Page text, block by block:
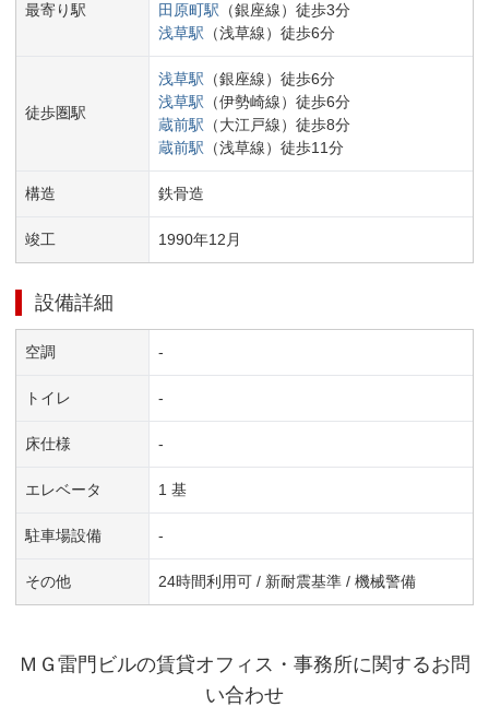
最寄り駅
田原町駅 （銀座線） 徒歩3分
浅草駅 （浅草線） 徒歩6分
徒歩圏駅
浅草駅 （銀座線） 徒歩6分
浅草駅 （伊勢崎線） 徒歩6分
蔵前駅 （大江戸線） 徒歩8分
蔵前駅 （浅草線） 徒歩11分
構造 鉄骨造
竣工 1990年12 月
設備詳細
空調 -
トイレ -
床仕様 -
エレベータ 1 基
駐車場設備 -
その他 24時間利用可 / 新耐震基準 / 機械警備
ＭＧ雷門ビルの賃貸オフィス・事務所に関するお問
い合わせ